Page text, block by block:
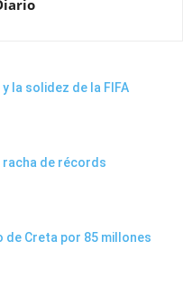
la solidez de la FIFA
racha de récords
de Creta por 85 millones